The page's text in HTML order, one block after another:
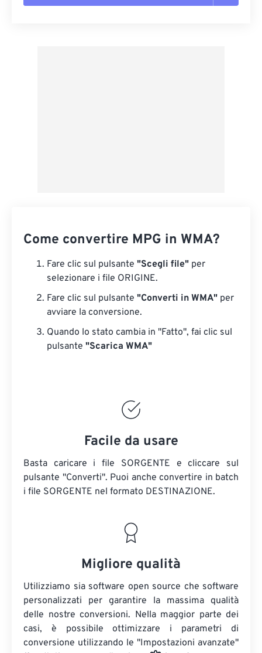
Come convertire MPG in WMA?
Fare clic sul pulsante "Scegli file" per
selezionare i file ORIGINE.
Fare clic sul pulsante "Converti in WMA" per
avviare la conversione.
Quando lo stato cambia in "Fatto", fai clic sul
pulsante "Scarica WMA"
Facile da usare
Basta caricare i file SORGENTE e cliccare sul
pulsante "Converti". Puoi anche convertire in batch
i file SORGENTE nel formato DESTINAZIONE.
Migliore qualità
Utilizziamo sia software open source che software
personalizzati per garantire la massima qualità
delle nostre conversioni. Nella maggior parte dei
casi, è possibile ottimizzare i parametri di
conversione utilizzando le "Impostazioni avanzate"